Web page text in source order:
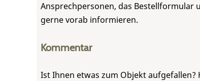
Ansprechpersonen, das Bestellformular
gerne vorab informieren.
Kommentar
Ist Ihnen etwas zum Objekt